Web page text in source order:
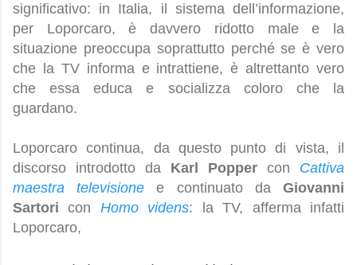
significativo: in Italia, il sistema dell’informazione,
per Loporcaro, è davvero ridotto male e la
situazione preoccupa soprattutto perché se è vero
che la TV informa e intrattiene, è altrettanto vero
che essa educa e socializza coloro che la
guardano.
Loporcaro continua, da questo punto di vista, il
discorso introdotto da Karl Popper con Cattiva
maestra televisione e continuato daGiovanni
Sartori con Homo videns: la TV, afferma infatti
Loporcaro,